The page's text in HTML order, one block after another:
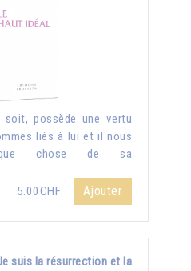
possède une vertu
liés à lui et il nous
chose de sa
5.00CHF
Ajouter
suis la résurrection et la